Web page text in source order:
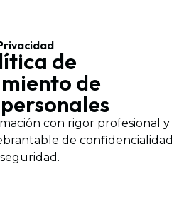
de
de
con rigor profesional y
de confidencialidad